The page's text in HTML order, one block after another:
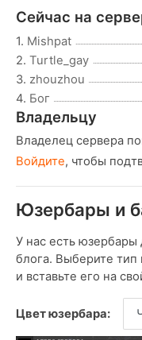
Сейчас на
1. Mishpat
2. Turtle_gay
3. zhouzhou
4. Бог
Владельцу
Владелец сервера
Войдите, чтобы
Юзербары и
У нас есть юзербары
блога. Выберите тип
и вставьте его на
Цвет юзербара: